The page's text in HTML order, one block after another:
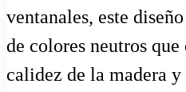
ventanales, este
de colores neutros
calidez de la madera